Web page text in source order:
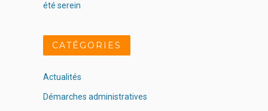
été serein
CATÉGORIES
Actualités
Démarches administratives